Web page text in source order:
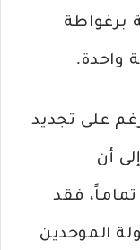
برغواطة
واحدة.
على تجديد
أن
فقد
الموحدين